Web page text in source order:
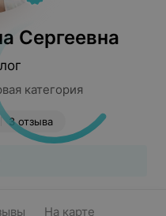
Сергеевна
категория
3 отзыва
На карте